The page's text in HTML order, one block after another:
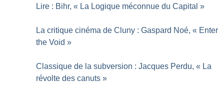
Lire : Bihr, « La Logique méconnue du Capital »
La critique cinéma de Cluny : Gaspard Noé, « Enter
the Void »
Classique de la subversion : Jacques Perdu, « La
révolte des canuts »